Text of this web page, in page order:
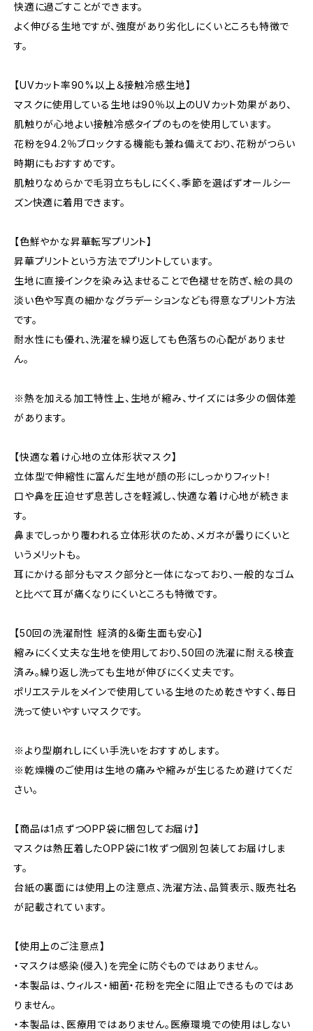
快適に過ごすことができます。
よく伸びる生地ですが、強度があり劣化しにくいところも特徴で
す。
【UVカット率90%以上＆接触冷感生地】
マスクに使用している生地は90％以上のUVカット効果があり、
肌触りが心地よい接触冷感タイプのものを使用しています。
花粉を94.2％ブロックする機能も兼ね備えており、花粉がつらい
時期にもおすすめです。
肌触りなめらかで毛羽立ちもしにくく、季節を選ばずオールシー
ズン快適に着用できます。
【色鮮やかな昇華転写プリント】
昇華プリントという方法でプリントしています。
生地に直接インクを染み込ませることで色褪せを防ぎ、絵の具の
淡い色や写真の細かなグラデーションなども得意なプリント方法
です。
耐水性にも優れ、洗濯を繰り返しても色落ちの心配がありませ
ん。
※熱を加える加工特性上、生地が縮み、サイズには多少の個体差
があります。
【快適な着け心地の立体形状マスク】
立体型で伸縮性に富んだ生地が顔の形にしっかりフィット！
口や鼻を圧迫せず息苦しさを軽減し、快適な着け心地が続きま
す。
鼻までしっかり覆われる立体形状のため、メガネが曇りにくいと
いうメリットも。
耳にかける部分もマスク部分と一体になっており、一般的なゴム
と比べて耳が痛くなりにくいところも特徴です。
【50回の洗濯耐性 経済的＆衛生面も安心】
縮みにくく丈夫な生地を使用しており、50回の洗濯に耐える検査
済み。繰り返し洗っても生地が伸びにくく丈夫です。
ポリエステルをメインで使用している生地のため乾きやすく、毎日
洗って使いやすいマスクです。
※より型崩れしにくい手洗いをおすすめします。
※乾燥機のご使用は生地の痛みや縮みが生じるため避けてくだ
さい。
【商品は1点ずつOPP袋に梱包してお届け】
マスクは熱圧着したOPP袋に1枚ずつ個別包装してお届けしま
す。
台紙の裏面には使用上の注意点、洗濯方法、品質表示、販売社名
が記載されています。
【使用上のご注意点】
・マスクは感染(侵入)を完全に防ぐものではありません。
・本製品は、ウィルス・細菌・花粉を完全に阻止できるものではあ
りません。
・本製品は、医療用ではありません。医療環境での使用はしない